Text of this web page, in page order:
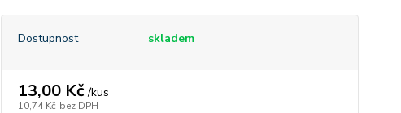
Dostupnost skladem
13,00 Kč /kus
10,74 Kč bez DPH